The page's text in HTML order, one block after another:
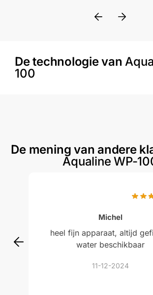
De technologie van
100
De mening van andere
Aqualine WP-
Michel
heel fijn apparaat, altijd
water beschikbaar
11-12-2024